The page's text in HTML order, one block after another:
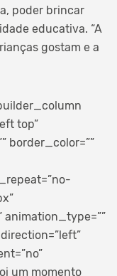
poder brincar
educativa. “A
gostam e a
top”
border_color=””
animation_type=””
um momento